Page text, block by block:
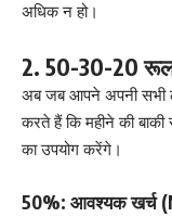
अधिक न हो।
2. 50-30-20 रूल:
अब जब आपने अपनी सभी
करते हैं कि महीने की
का उपयोग करेंगे।
50%: आवश्यक खर्च